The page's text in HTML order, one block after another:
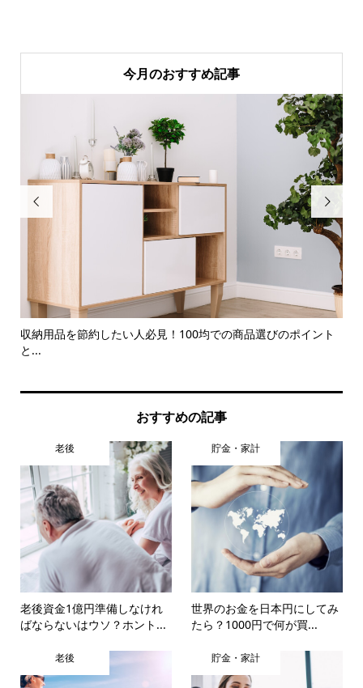
今月のおすすめ記事

収納用品を節約したい人必見！100均での商品選びのポイント
と...

おすすめの記事
老後
老後資金1億円準備しなけれ
ばならないはウソ？ホント...
貯金・家計
世界のお金を日本円にしてみ
たら？1000円で何が買...
老後 貯金・家計